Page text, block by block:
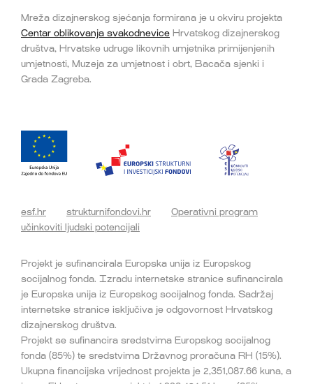
Mreža dizajnerskog sjećanja formirana je u okviru projekta
Centar oblikovanja svakodnevice Hrvatskog dizajnerskog
društva, Hrvatske udruge likovnih umjetnika primijenjenih
umjetnosti, Muzeja za umjetnost i obrt, Bacača sjenki i
Grada Zagreba.
esf.hr strukturnifondovi.hr
Operativni program
učinkoviti ljudski potencijali
Projekt je sufinancirala Europska unija iz Europskog
socijalnog fonda. Izradu internetske stranice sufinancirala
je Europska unija iz Europskog socijalnog fonda. Sadržaj
internetske stranice isključiva je odgovornost Hrvatskog
dizajnerskog društva.
Projekt se sufinancira sredstvima Europskog socijalnog
fonda (85%) te sredstvima Državnog proračuna RH (15%).
Ukupna financijska vrijednost projekta je 2,351,087.66 kuna, a